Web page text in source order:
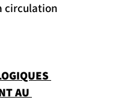
circulation
AU